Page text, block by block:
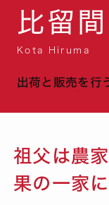
比留
Kota Hiruma
出荷と販売を行
祖父は農
果の一家